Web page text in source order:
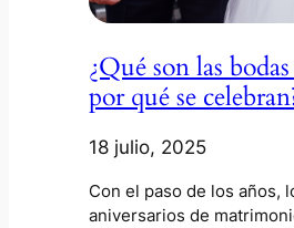
¿Qué son las
por qué se
18 julio, 2025
Con el paso de los años,
aniversarios de